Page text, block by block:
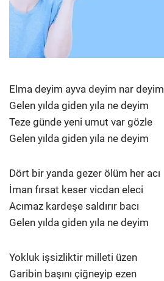
Elma deyim ayva deyim nar deyim
Gelen yılda giden yıla ne deyim
Teze günde yeni umut var gözle
Gelen yılda giden yıla ne deyim
Dört bir yanda gezer ölüm her acı
İman fırsat keser vicdan eleci
Acımaz kardeşe saldırır bacı
Gelen yılda giden yıla ne deyim
Yokluk işsizliktir milleti üzen
Garibin başını çiğneyip ezen